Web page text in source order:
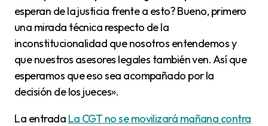
esperan de la justicia frente a esto? Bueno, primero
una mirada técnica respecto de la
inconstitucionalidad que nosotros entendemos y
que nuestros asesores legales también ven. Así que
esperamos que eso sea acompañado por la
decisión de los jueces».
La entrada La CGT no se movilizará mañana contra